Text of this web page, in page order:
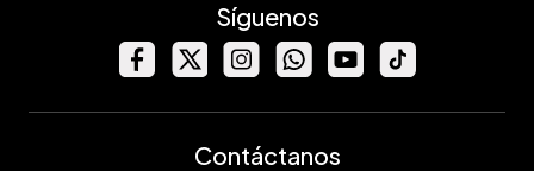
Síguenos
Contáctanos